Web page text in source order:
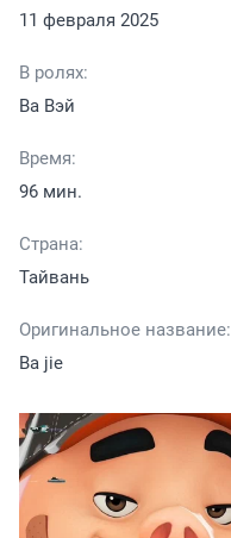
11 февраля 2025
В ролях:
Ва Вэй
Время:
96 мин.
Страна:
Тайвань
Оригинальное название:
Ba jie